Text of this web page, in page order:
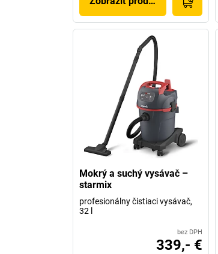
Mokrý a suchý vysávač –
starmix
profesionálny čistiaci vysávač,
32 l
bez DPH
339,- €